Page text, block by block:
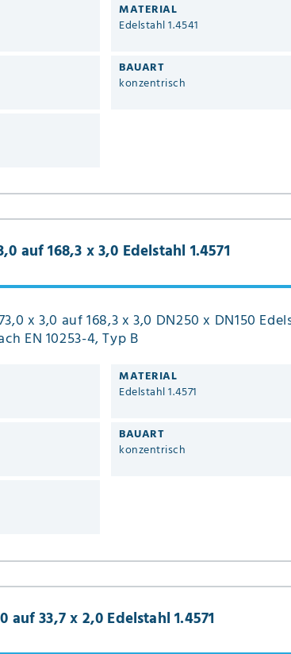
MATERIAL
Edelstahl 1.4541
BAUART
konzentrisch
auf 168,3 x 3,0 Edelstahl 1.4571
x 3,0 auf 168,3 x 3,0 DN250 x DN150
EN 10253-4, Typ B
MATERIAL
Edelstahl 1.4571
BAUART
konzentrisch
33,7 x 2,0 Edelstahl 1.4571